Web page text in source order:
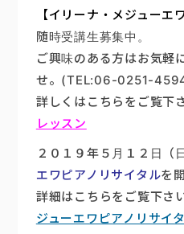
【イリーナ・メジューエ
随時受講生募集中。
ご興味のある方はお気軽
せ。(TEL:06-0251-
詳しくはこちらをご覧下
レッスン
２０１９年５月１２日（日
エワピアノリサイタルを
詳細はこちらをご覧下さ
ジューエワピアノリサイ